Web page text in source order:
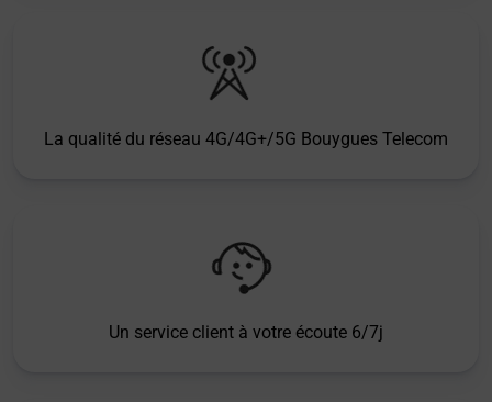
La qualité du réseau 4G/4G+/5G Bouygues Telecom
Un service client à votre écoute 6/7j